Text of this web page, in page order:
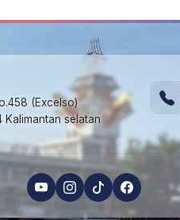
(Excelso)
Kalimantan selatan